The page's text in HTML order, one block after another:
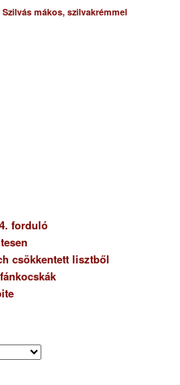
Szilvás mákos, szilvakrémmel
forduló
csökkentett lisztből